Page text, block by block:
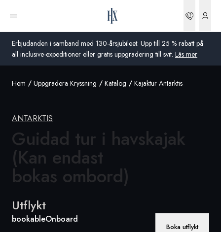
Erbjudanden i samband med 130-årsjubileet: Upp till 25 % rabatt på
all inclusive-expeditioner eller gratis uppgradering till svit. Läs mer
Öppna meny
Sverige
Storbritannien
Tyskland
Frankrike
Global
Hem Uppgradera Kryssning Katalog Kajaktur Antarktis
ANTARKTIS
Guidad tur i havskajak
(Kan endast
bokas ombord)
Utflykt
bookableOnboard
Boka utflykt